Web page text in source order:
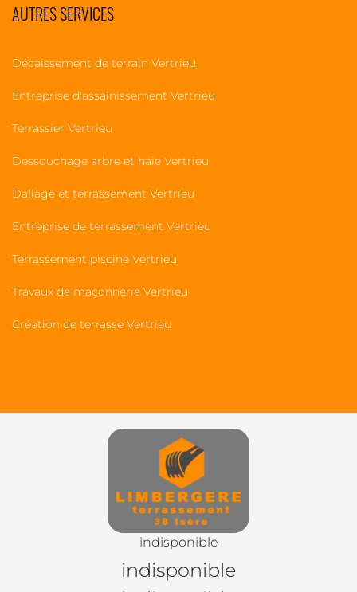
AUTRES SERVICES
Décaissement de terrain Vertrieu
Entreprise d'assainissement Vertrieu
Terrassier Vertrieu
Dessouchage arbre et haie Vertrieu
Dallage et terrassement Vertrieu
Entreprise de terrassement Vertrieu
Terrassement piscine Vertrieu
Travaux de maçonnerie Vertrieu
Création de terrasse Vertrieu
indisponible
indisponible